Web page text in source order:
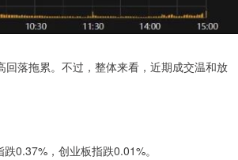
落拖累。不过，整体来看，近期成交温和放
0.37%，创业板指跌0.01%。